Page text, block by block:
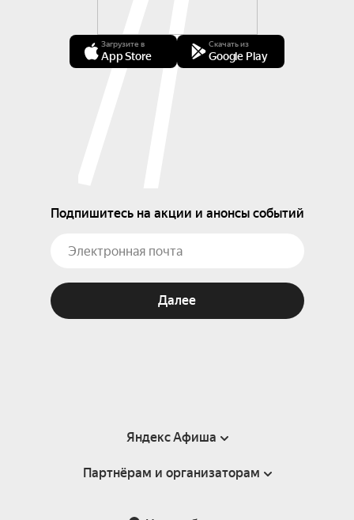
Загрузите в
App Store
Скачать из
Google Play
Подпишитесь на акции и анонсы событий
Далее
Яндекс Афиша
Справка
Партнёрам и организаторам